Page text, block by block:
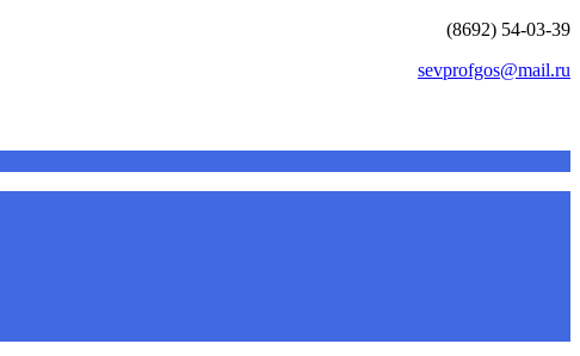
(8692) 54-03-39
sevprofgos@mail.ru